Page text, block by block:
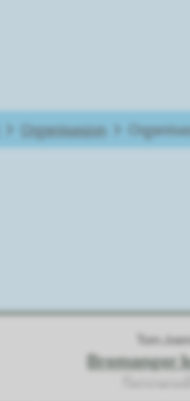
Organisasjon
Tom
Bremanger